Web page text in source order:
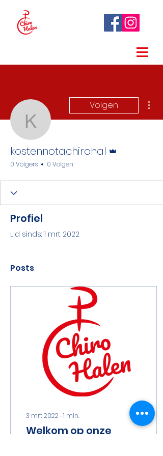
Volgen
kostennotachirohal
0 Volgers 0 Volgen
Profiel
Lid sinds: 1 mrt 2022
Posts
3 mrt 2022 ∙1 min.
Welkom op onze